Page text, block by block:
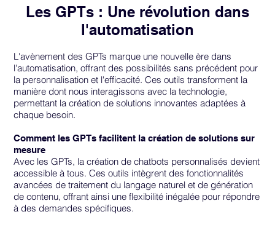
Les GPTs : Une révolution dans
l'automatisation
L'avènement des GPTs marque une nouvelle ère dans
l'automatisation, offrant des possibilités sans précédent pour
la personnalisation et l'efficacité. Ces outils transforment la
manière dont nous interagissons avec la technologie,
permettant la création de solutions innovantes adaptées à
chaque besoin.
Comment les GPTs facilitent la création de solutions sur
mesure
Avec les GPTs, la création de chatbots personnalisés devient
accessible à tous. Ces outils intègrent des fonctionnalités
avancées de traitement du langage naturel et de génération
de contenu, offrant ainsi une flexibilité inégalée pour répondre
à des demandes spécifiques.